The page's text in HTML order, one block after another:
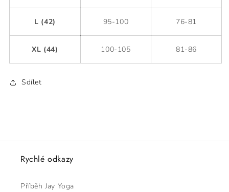
L (42) 95-100 76-81
XL (44) 100-105 81-86
Sdílet
Rychlé odkazy
Příběh Jay Yoga